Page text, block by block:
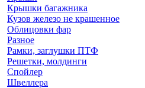
Крышки багажника
Кузов железо не крашенное
Облицовки фар
Разное
Рамки, заглушки ПТФ
Решетки, молдинги
Спойлер
Швеллера